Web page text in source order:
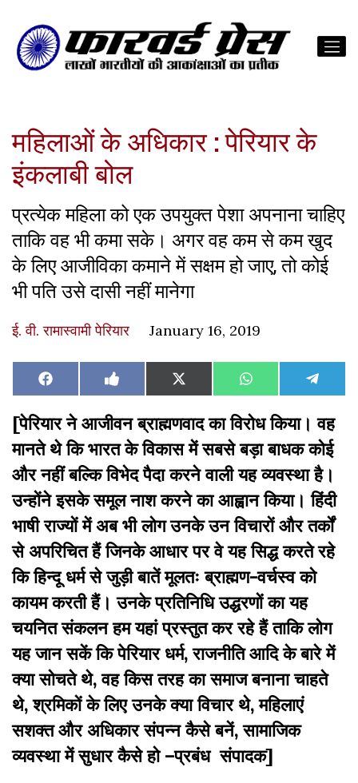
महिलाओं के अधिकार : पेरियार के
इंकलाबी बोल
प्रत्येक महिला को एक उपयुक्त पेशा अपनाना चाहिए
ताकि वह भी कमा सके। अगर वह कम से कम खुद
के लिए आजीविका कमाने में सक्षम हो जाए, तो कोई
भी पति उसे दासी नहीं मानेगा
ई. वी. रामास्वामी पेरियार January 16, 2019
Share
on
Facebook Share
on
Like
on
Share
on
X
(Twitter)
Share
on
WhatsAppShare
on
[पेरियार ने आजीवन ब्राह्मणवाद का विरोध किया। वह
मानते थे कि भारत के विकास में सबसे बड़ा बाधक कोई
और नहीं बल्कि विभेद पैदा करने वाली यह व्यवस्था है।
उन्होंने इसके समूल नाश करने का आह्वान किया। हिंदी
भाषी राज्यों में अब भी लोग उनके उन विचारों और तर्कों
से अपरिचित हैं जिनके आधार पर वे यह सिद्ध करते रहे
कि हिन्दू धर्म से जुड़ी बातें मूलतः ब्राह्मण-वर्चस्व को
कायम करती हैं। उनके प्रतिनिधि उद्धरणों का यह
चयनित संकलन हम यहां प्रस्तुत कर रहे हैं ताकि लोग
यह जान सकें कि पेरियार धर्म, राजनीति आदि के बारे में
क्या सोचते थे, वह किस तरह का समाज बनाना चाहते
थे, श्रमिकों के लिए उनके क्या विचार थे, महिलाएं
सशक्त और अधिकार संपन्न कैसे बनें, सामाजिक
व्यवस्था में सुधार कैसे हो –प्रबंध संपादक]